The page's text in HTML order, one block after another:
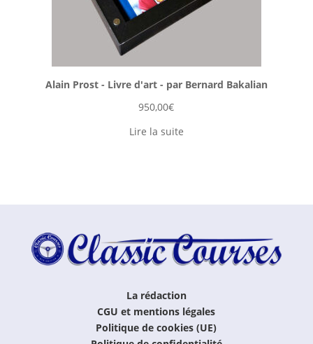
Alain Prost - Livre d'art - par Bernard Bakalian
950,00€
Lire la suite
La rédaction
CGU et mentions légales
Politique de cookies (UE)